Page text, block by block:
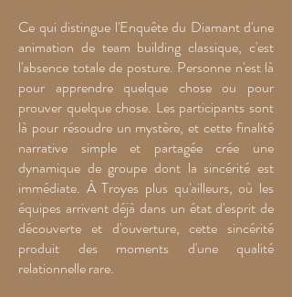
Ce qui distingue l'Enquête du Diamant d'une
animation de team building classique, c'est
l'absence totale de posture. Personne n'est là
pour apprendre quelque chose ou pour
prouver quelque chose. Les participants sont
là pour résoudre un mystère, et cette finalité
narrative simple et partagée crée une
dynamique de groupe dont la sincérité est
immédiate. À Troyes plus qu'ailleurs, où les
équipes arrivent déjà dans un état d'esprit de
découverte et d'ouverture, cette sincérité
produit des moments d'une qualité
relationnelle rare.